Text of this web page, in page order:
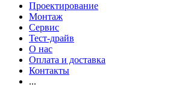
Проектирование
Монтаж
Сервис
Тест-драйв
О нас
Оплата и доставка
Контакты
...